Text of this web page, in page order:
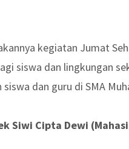
kegiatan Jumat
siswa dan lingkungan
dan guru di SMA
Siwi Cipta Dewi